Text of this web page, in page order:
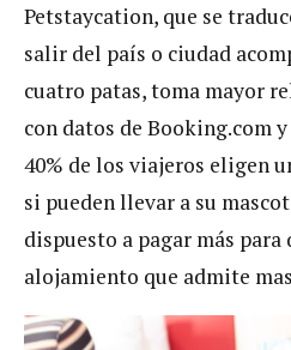
Petstaycation, que se
salir del país o ciudad
cuatro patas, toma mayor
con datos de Booking.com
40% de los viajeros eligen
si pueden llevar a su
dispuesto a pagar más para
alojamiento que admite